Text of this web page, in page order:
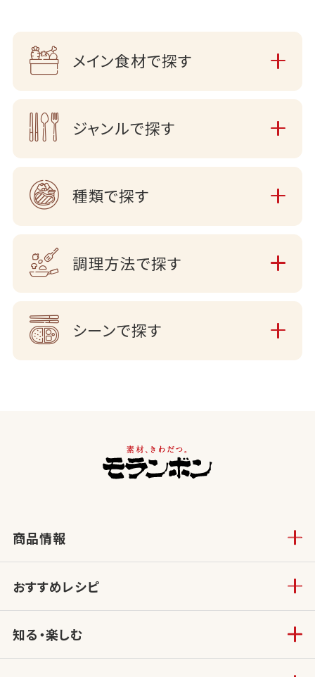
メイン食材で探す
ジャンルで探す
種類で探す
調理方法で探す
シーンで探す
商品情報
おすすめレシピ
知る・楽しむ